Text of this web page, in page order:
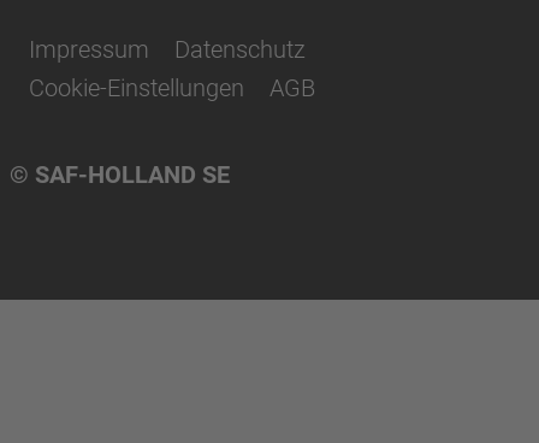
© SAF-HOLLAND SE
Impressum
Datenschutz
Cookie-Einstellungen
AGB